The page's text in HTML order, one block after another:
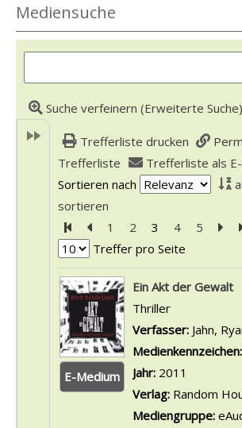
Mediensuche
Suche verfeinern (Erweiterte Suche)
Trefferliste drucken
Trefferliste
Trefferliste als
Sortieren nach
sortieren
Zur ersten Seite blättern
Zur vorherigen Seite
1 2 3 4 5
Treffer pro Seite
Suchergebnis
E-Medium
Ein Akt der Gewalt
Thriller
Verfasser: Jahn,
Medienkennzeichen:
Jahr: 2011
Verlag: Random
Mediengruppe: